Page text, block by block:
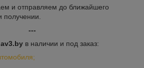
и отправляем до ближайшего
получении.
---
в наличии и под заказ: